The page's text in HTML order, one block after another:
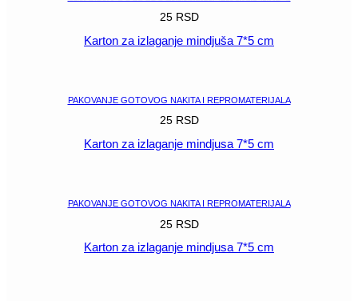
25 RSD
Karton za izlaganje mindjuša 7*5 cm
PAKOVANJE GOTOVOG NAKITA I REPROMATERIJALA
25 RSD
Karton za izlaganje mindjusa 7*5 cm
PAKOVANJE GOTOVOG NAKITA I REPROMATERIJALA
25 RSD
Karton za izlaganje mindjusa 7*5 cm